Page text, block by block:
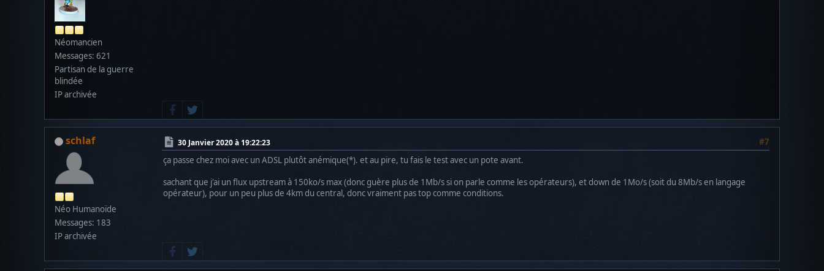
Néomancien
Messages: 621
Partisan de la guerre
blindée
IP archivée
schlaf
Néo Humanoïde
Messages: 183
IP archivée
30 Janvier 2020 à 19:22:23
#7
ça passe chez moi avec un ADSL plutôt anémique(*). et au pire, tu fais le test avec un pote avant.
sachant que j'ai un flux upstream à 150ko/s max (donc guère plus de 1Mb/s si on parle comme les opérateurs), et down de 1Mo/s (soit du 8Mb/s en langage
opérateur), pour un peu plus de 4km du central, donc vraiment pas top comme conditions.